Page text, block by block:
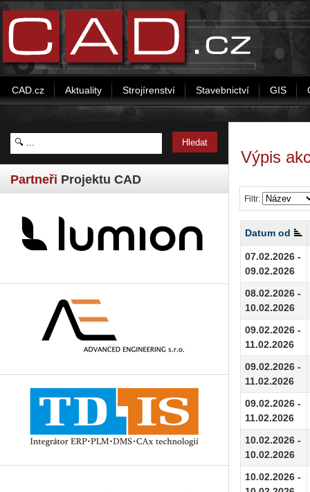
CAD.cz Aktuality Strojírenství Stavebnictví GIS
Partneři Projektu CAD
Výpis
Filtr:
Datum od
07.02.2026 -
09.02.2026
08.02.2026 -
10.02.2026
09.02.2026 -
11.02.2026
09.02.2026 -
11.02.2026
09.02.2026 -
11.02.2026
10.02.2026 -
10.02.2026
10.02.2026 -